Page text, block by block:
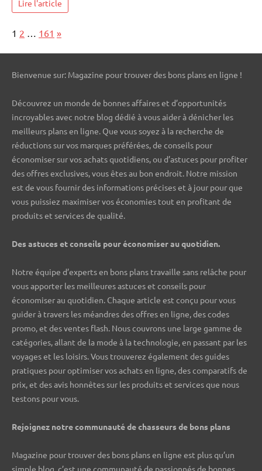
Lire l'article
Page:
1 2 161 Next
»
Bienvenue sur: Magazine pour trouver des bons plans en ligne !
Découvrez un monde de bonnes affaires et d’opportunités
incroyables avec notre blog dédié à vous aider à dénicher les
meilleurs plans en ligne. Que vous soyez à la recherche de
réductions sur vos marques préférées, de conseils pour
économiser sur vos achats quotidiens, ou d’astuces pour profiter
des offres exclusives, vous êtes au bon endroit. Notre mission
est de vous fournir des informations précises et à jour pour que
vous puissiez maximiser vos économies tout en profitant de
produits et services de qualité.
Des astuces et conseils pour économiser au quotidien.
Notre équipe d’experts en bons plans travaille sans relâche pour
vous apporter les meilleures astuces et conseils pour
économiser au quotidien. Chaque article est conçu pour vous
guider à travers les méandres des offres en ligne, des codes
promo, et des ventes flash. Nous couvrons une large gamme de
catégories, allant de la mode à la technologie, en passant par les
voyages et les loisirs. Vous trouverez également des guides
pratiques pour optimiser vos achats en ligne, des comparatifs de
prix, et des avis honnêtes sur les produits et services que nous
testons pour vous.
Rejoignez notre communauté de chasseurs de bons plans ️
Magazine pour trouver des bons plans en ligne est plus qu’un
simple blog, c’est une communauté de passionnés de bonnes